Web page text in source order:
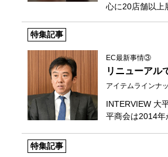
心に20店舗以上
特集記事
EC最新事情③
リニューアル
アイテムラインナ
INTERVIEW 大
平商会は2014年
特集記事